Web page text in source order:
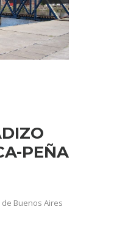
PEÑA
Buenos Aires